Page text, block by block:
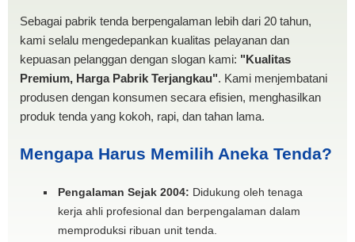
Sebagai pabrik tenda berpengalaman lebih dari 20 tahun,
kami selalu mengedepankan kualitas pelayanan dan
kepuasan pelanggan dengan slogan kami: "Kualitas
Premium, Harga Pabrik Terjangkau". Kami menjembatani
produsen dengan konsumen secara efisien, menghasilkan
produk tenda yang kokoh, rapi, dan tahan lama.
Mengapa Harus Memilih Aneka Tenda?
Pengalaman Sejak 2004: Didukung oleh tenaga
kerja ahli profesional dan berpengalaman dalam
memproduksi ribuan unit tenda.